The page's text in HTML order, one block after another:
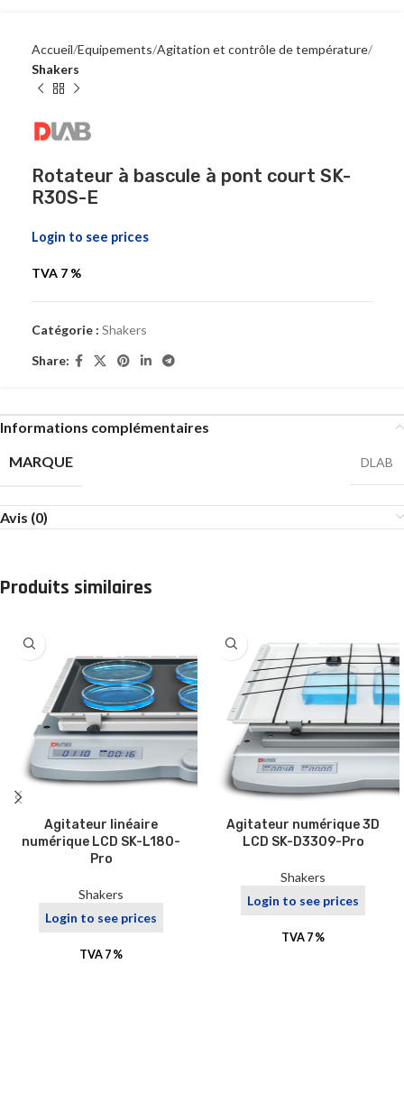
Accueil Equipements Agitation et contrôle de température
Shakers
Rotateur à bascule à pont court SK-
R30S-E
Login to see prices
TVA 7 %
Catégorie : Shakers
Share:
Informations complémentaires
MARQUE
DLAB
Avis (0)
Produits similaires
Agitateur linéaire
numérique LCD SK-L180-
Pro
Shakers
Login to see prices
TVA 7 %
Agitateur numérique 3D
LCD SK-D3309-Pro
Shakers
Login to see prices
TVA 7 %